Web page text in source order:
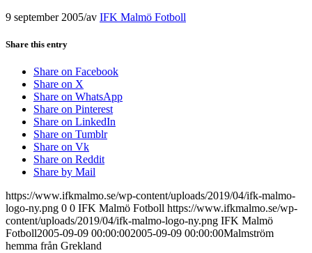
9 september 2005/av IFK Malmö Fotboll
Share this entry
Share on Facebook
Share on X
Share on WhatsApp
Share on Pinterest
Share on LinkedIn
Share on Tumblr
Share on Vk
Share on Reddit
Share by Mail
https://www.ifkmalmo.se/wp-content/uploads/2019/04/ifk-malmo-
logo-ny.png 0 0 IFK Malmö Fotboll https://www.ifkmalmo.se/wp-
content/uploads/2019/04/ifk-malmo-logo-ny.png IFK Malmö
Fotboll2005-09-09 00:00:002005-09-09 00:00:00Malmström
hemma från Grekland